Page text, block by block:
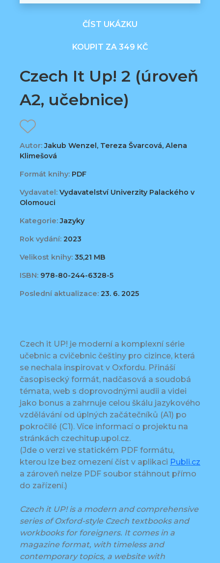
ČÍST UKÁZKU
KOUPIT ZA 349 KČ
Czech It Up! 2 (úroveň
A2, učebnice)
Autor:Jakub Wenzel, Tereza Švarcová, Alena
Klimešová
Formát knihy: PDF
Vydavatel: Vydavatelství Univerzity Palackého v
Olomouci
Kategorie:Jazyky
Rok vydání: 2023
Velikost knihy: 35,21 MB
ISBN: 978-80-244-6328-5
Poslední aktualizace: 23. 6. 2025
Czech it UP! je moderní a komplexní série
učebnic a cvičebnic češtiny pro cizince, která
se nechala inspirovat v Oxfordu. Přináší
časopisecký formát, nadčasová a soudobá
témata, web s doprovodnými audii a videi
jako bonus a zahrnuje celou škálu jazykového
vzdělávání od úplných začátečníků (A1) po
pokročilé (C1). Více informací o projektu na
stránkách czechitup.upol.cz.
(Jde o verzi ve statickém PDF formátu,
kterou lze bez omezení číst v aplikaci Publi.cz
a zároveň nelze PDF soubor stáhnout přímo
do zařízení.)
Czech it UP! is a modern and comprehensive
series of Oxford-style Czech textbooks and
workbooks for foreigners. It comes in a
magazine format, with timeless and
contemporary topics, a website with